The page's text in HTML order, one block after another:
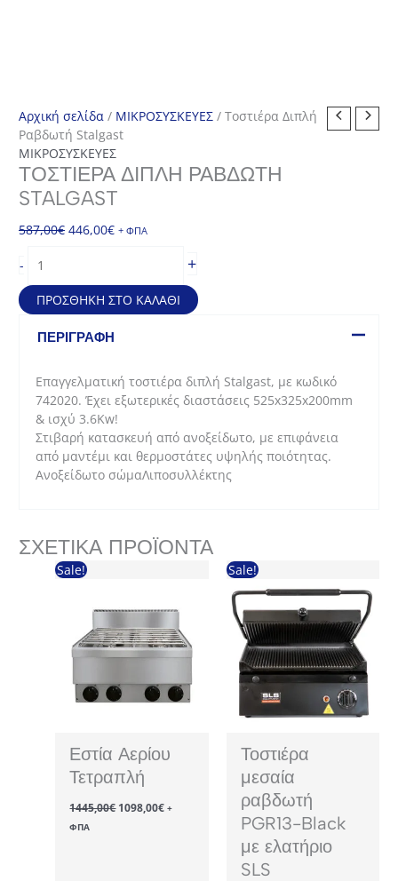
Αρχική σελίδα / ΜΙΚΡΟΣΥΣΚΕΥΕΣ / Τοστιέρα Διπλή
Ραβδωτή Stalgast
ΜΙΚΡΟΣΥΣΚΕΥΕΣ
ΤΟΣΤΙΈΡΑ ΔΙΠΛΉ ΡΑΒΔΩΤΉ
STALGAST
587,00€ Original
587,00€.
446,00€Η
είναι:
446,00€.
+ ΦΠΑ
-
Διπλή
Ραβδωτή
Stalgast
ποσότητα
+
ΠΡΟΣΘΉΚΗ ΣΤΟ ΚΑΛΆΘΙ
ΠΕΡΙΓΡΑΦΉ
Επαγγελματική τοστιέρα διπλή Stalgast, με κωδικό
742020. Έχει εξωτερικές διαστάσεις 525x325x200mm
& ισχύ 3.6Kw!
Στιβαρή κατασκευή από ανοξείδωτο, με επιφάνεια
από μαντέμι και θερμοστάτες υψηλής ποιότητας.
Ανοξείδωτο σώμαΛιποσυλλέκτης
ΣΧΕΤΙΚΆ ΠΡΟΪΌΝΤΑ
Sale!
Εστία Αερίου
Τετραπλή
1445,00€ Original
price
1098,00€Η+
ΦΠΑ
Sale!
Τοστιέρα
μεσαία
ραβδωτή
PGR13-Black
με ελατήριο
SLS